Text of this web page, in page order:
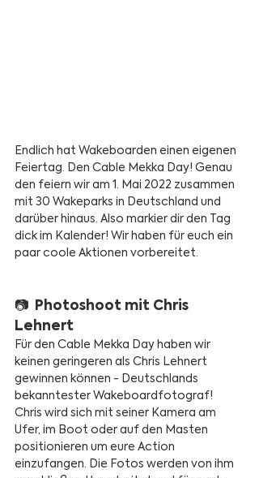
Endlich hat Wakeboarden einen eigenen
Feiertag. Den Cable Mekka Day! Genau
den feiern wir am 1. Mai 2022 zusammen
mit 30 Wakeparks in Deutschland und
darüber hinaus. Also markier dir den Tag
dick im Kalender! Wir haben für euch ein
paar coole Aktionen vorbereitet.
📷  Photoshoot mit Chris
Lehnert
Für den Cable Mekka Day haben wir
keinen geringeren als Chris Lehnert
gewinnen können - Deutschlands
bekanntester Wakeboardfotograf!
Chris wird sich mit seiner Kamera am
Ufer, im Boot oder auf den Masten
positionieren um eure Action
einzufangen. Die Fotos werden von ihm